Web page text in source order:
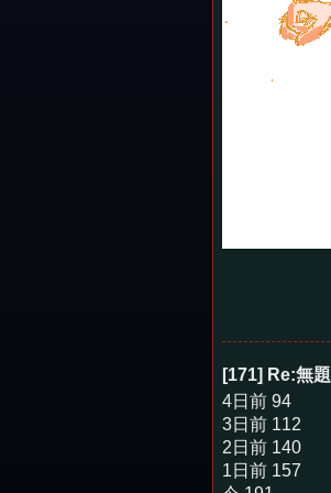
[171] Re:無題
4日前 94
3日前 112
2日前 140
1日前 157